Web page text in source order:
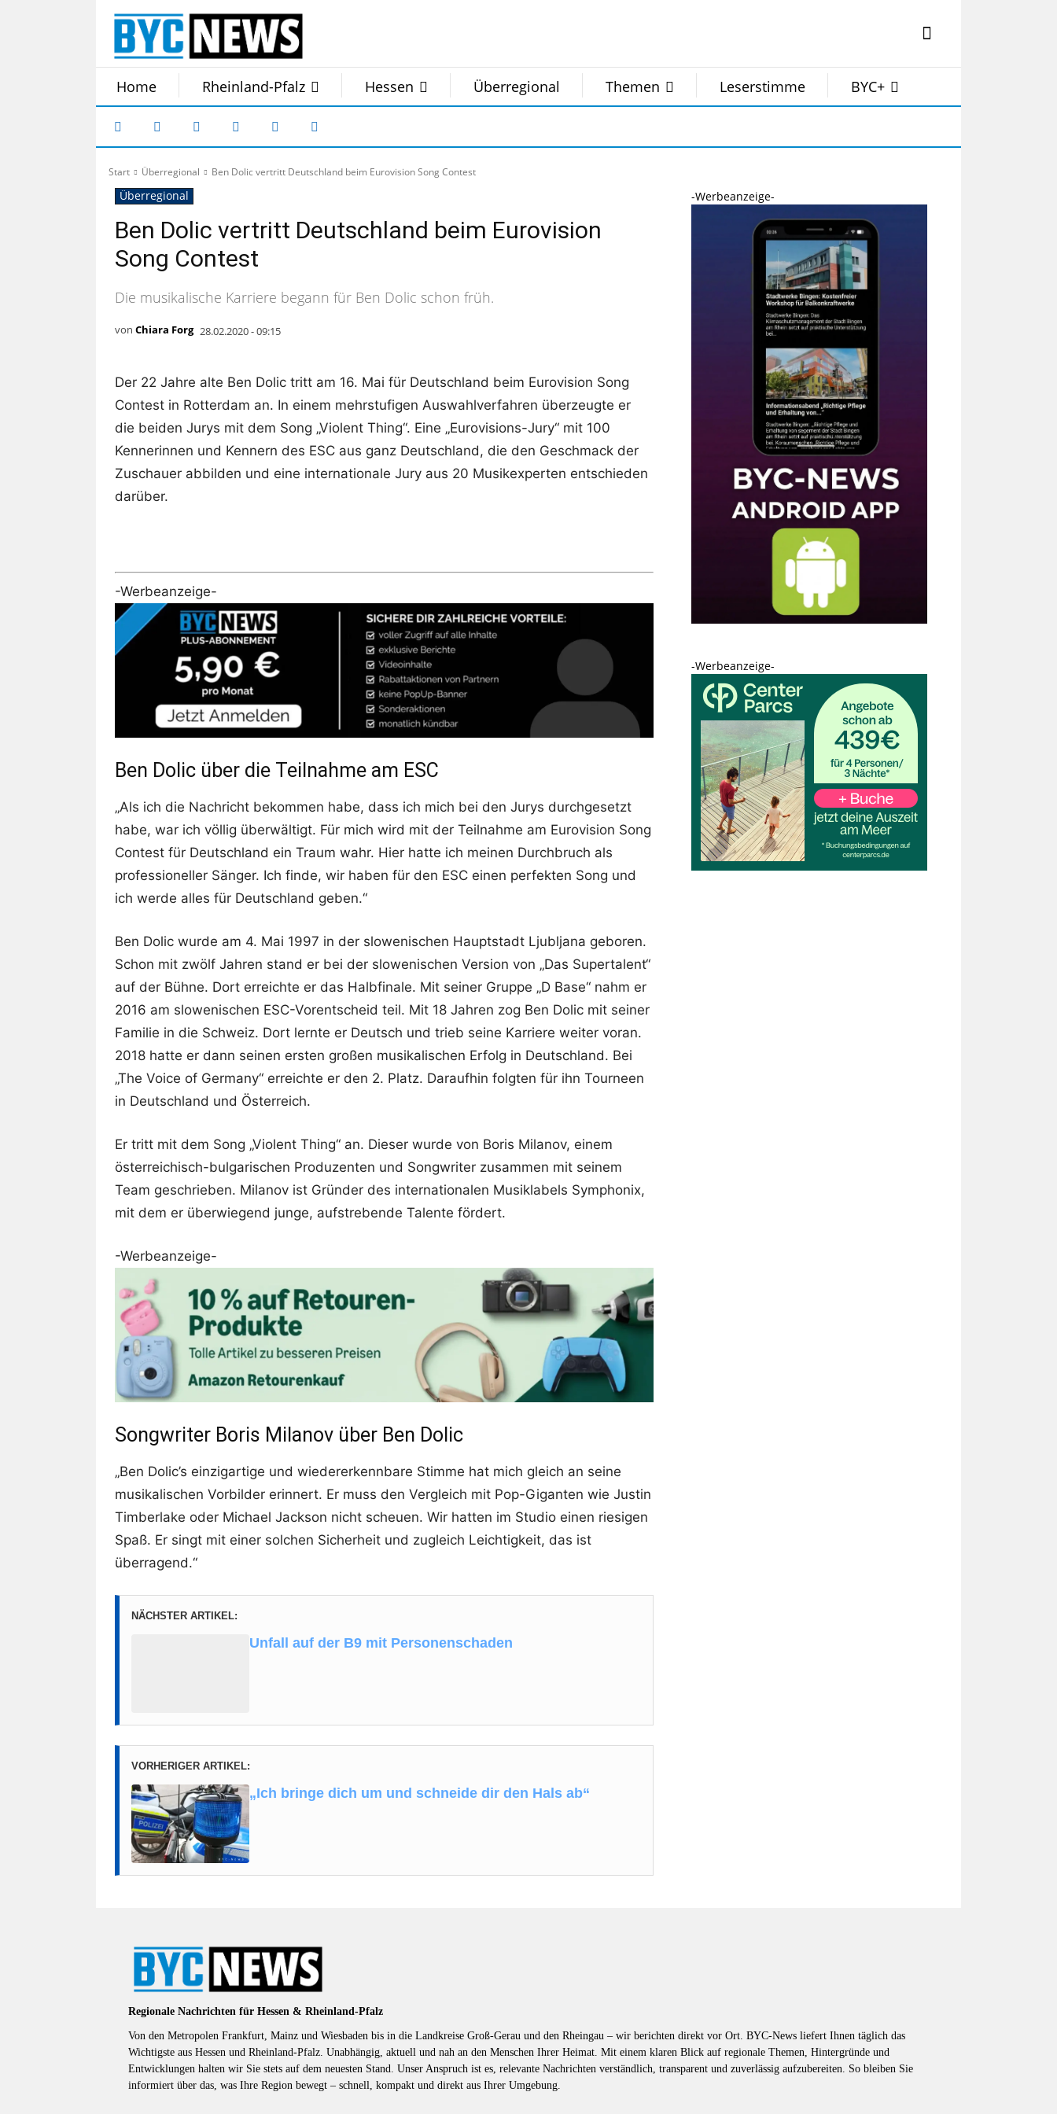
Home Rheinland-Pfalz Hessen Überregional Themen Leserstimme BYC+
Start Überregional Ben Dolic vertritt Deutschland beim Eurovision Song Contest
Überregional
Ben Dolic vertritt Deutschland beim Eurovision
Song Contest
Die musikalische Karriere begann für Ben Dolic schon früh.
von Chiara Forg 28.02.2020 - 09:15
Der 22 Jahre alte Ben Dolic tritt am 16. Mai für Deutschland beim Eurovision Song
Contest in Rotterdam an. In einem mehrstufigen Auswahlverfahren überzeugte er
die beiden Jurys mit dem Song „Violent Thing“. Eine „Eurovisions-Jury“ mit 100
Kennerinnen und Kennern des ESC aus ganz Deutschland, die den Geschmack der
Zuschauer abbilden und eine internationale Jury aus 20 Musikexperten entschieden
darüber.
-Werbeanzeige-
Ben Dolic über die Teilnahme am ESC
„Als ich die Nachricht bekommen habe, dass ich mich bei den Jurys durchgesetzt
habe, war ich völlig überwältigt. Für mich wird mit der Teilnahme am Eurovision Song
Contest für Deutschland ein Traum wahr. Hier hatte ich meinen Durchbruch als
professioneller Sänger. Ich finde, wir haben für den ESC einen perfekten Song und
ich werde alles für Deutschland geben.“
Ben Dolic wurde am 4. Mai 1997 in der slowenischen Hauptstadt Ljubljana geboren.
Schon mit zwölf Jahren stand er bei der slowenischen Version von „Das Supertalent“
auf der Bühne. Dort erreichte er das Halbfinale. Mit seiner Gruppe „D Base“ nahm er
2016 am slowenischen ESC-Vorentscheid teil. Mit 18 Jahren zog Ben Dolic mit seiner
Familie in die Schweiz. Dort lernte er Deutsch und trieb seine Karriere weiter voran.
2018 hatte er dann seinen ersten großen musikalischen Erfolg in Deutschland. Bei
„The Voice of Germany“ erreichte er den 2. Platz. Daraufhin folgten für ihn Tourneen
in Deutschland und Österreich.
Er tritt mit dem Song „Violent Thing“ an. Dieser wurde von Boris Milanov, einem
österreichisch-bulgarischen Produzenten und Songwriter zusammen mit seinem
Team geschrieben. Milanov ist Gründer des internationalen Musiklabels Symphonix,
mit dem er überwiegend junge, aufstrebende Talente fördert.
-Werbeanzeige-
Songwriter Boris Milanov über Ben Dolic
„Ben Dolic’s einzigartige und wiedererkennbare Stimme hat mich gleich an seine
musikalischen Vorbilder erinnert. Er muss den Vergleich mit Pop-Giganten wie Justin
Timberlake oder Michael Jackson nicht scheuen. Wir hatten im Studio einen riesigen
Spaß. Er singt mit einer solchen Sicherheit und zugleich Leichtigkeit, das ist
überragend.“
NÄCHSTER ARTIKEL:
Unfall auf der B9 mit Personenschaden
VORHERIGER ARTIKEL:
„Ich bringe dich um und schneide dir den Hals ab“
-Werbeanzeige-
-Werbeanzeige-
Regionale Nachrichten für Hessen & Rheinland-Pfalz
Von den Metropolen Frankfurt, Mainz und Wiesbaden bis in die Landkreise Groß-Gerau und den Rheingau – wir berichten direkt vor Ort. BYC-News liefert Ihnen täglich das
Wichtigste aus Hessen und Rheinland-Pfalz. Unabhängig, aktuell und nah an den Menschen Ihrer Heimat. Mit einem klaren Blick auf regionale Themen, Hintergründe und
Entwicklungen halten wir Sie stets auf dem neuesten Stand. Unser Anspruch ist es, relevante Nachrichten verständlich, transparent und zuverlässig aufzubereiten. So bleiben Sie
informiert über das, was Ihre Region bewegt – schnell, kompakt und direkt aus Ihrer Umgebung.